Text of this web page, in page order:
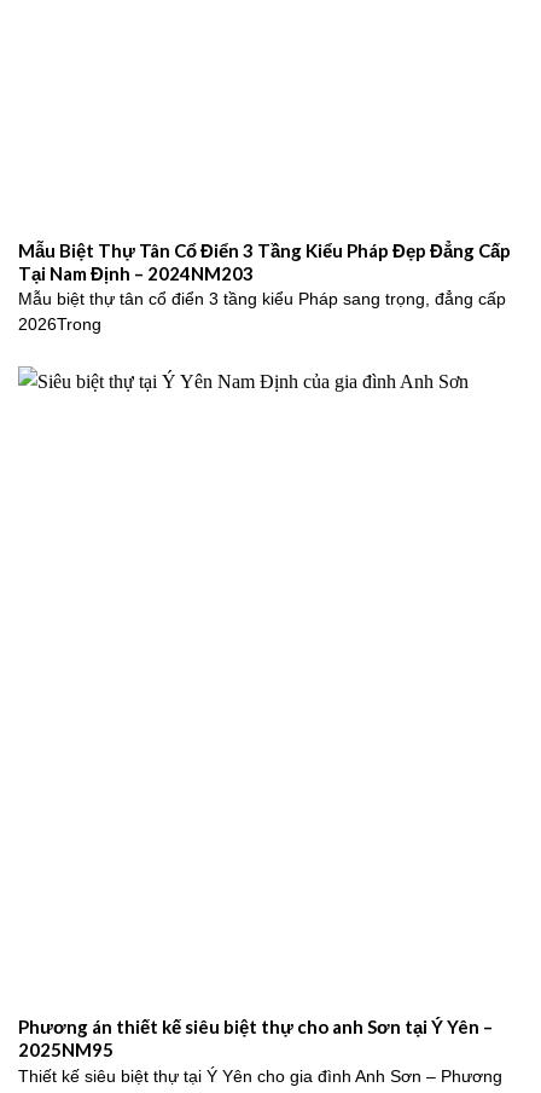
Mẫu Biệt Thự Tân Cổ Điển 3 Tầng Kiểu Pháp Đẹp Đẳng Cấp
Tại Nam Định – 2024NM203
Mẫu biệt thự tân cổ điển 3 tầng kiểu Pháp sang trọng, đẳng cấp
2026Trong
Phương án thiết kế siêu biệt thự cho anh Sơn tại Ý Yên –
2025NM95
Thiết kế siêu biệt thự tại Ý Yên cho gia đình Anh Sơn – Phương